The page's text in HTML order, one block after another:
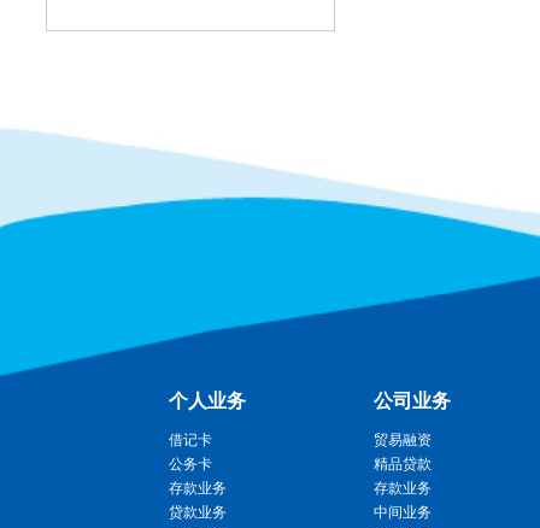
个人业务
借记卡
公务卡
存款业务
贷款业务
公司业务
贸易融资
精品贷款
存款业务
中间业务